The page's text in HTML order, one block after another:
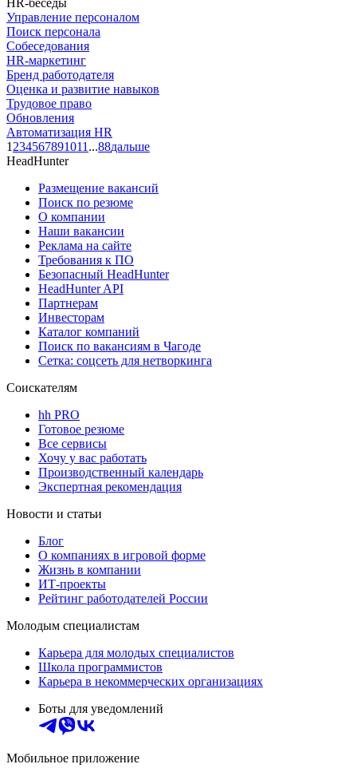
Управление персоналом
Поиск персонала
Собеседования
HR-маркетинг
Бренд работодателя
Оценка и развитие навыков
Трудовое право
Обновления
Автоматизация HR
1 234567891011 ...88дальше
HeadHunter
Размещение вакансий
Поиск по резюме
О компании
Наши вакансии
Реклама на сайте
Требования к ПО
Безопасный HeadHunter
HeadHunter API
Партнерам
Инвесторам
Каталог компаний
Поиск по вакансиям в Чагоде
Сетка: соцсеть для нетворкинга
Соискателям
hh PRO
Готовое резюме
Все сервисы
Хочу у вас работать
Производственный календарь
Экспертная рекомендация
Новости и статьи
Блог
О компаниях в игровой форме
Жизнь в компании
ИТ-проекты
Рейтинг работодателей России
Молодым специалистам
Карьера для молодых специалистов
Школа программистов
Карьера в некоммерческих организациях
Боты для уведомлений
Мобильное приложение